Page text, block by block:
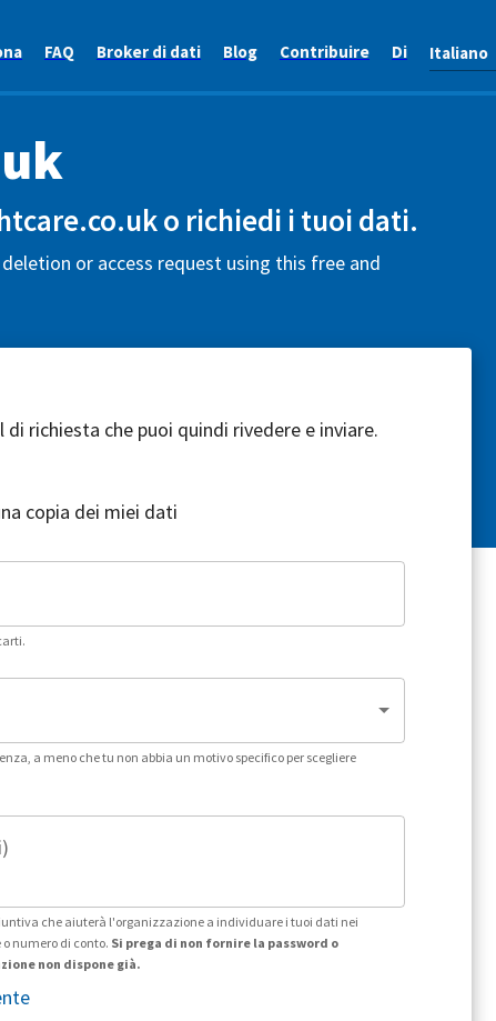
FAQ Broker di dati Blog Contribuire Di Italiano
o richiedi i tuoi dati.
or access request using this free and
richiesta che puoi quindi rivedere e inviare.
copia dei miei dati
a meno che tu non abbia un motivo specifico per scegliere
che aiuterà l'organizzazione a individuare i tuoi dati nei
numero di conto. Si prega di non fornire la password o
non dispone già.